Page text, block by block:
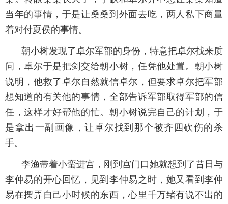
当年的事情，于是让桑桑到外面去吃，两人私下商量
着对付夏侯的事情。
朝小树发现了卓尔军部的身份，特意把卓尔找来质
问，卓尔于是把剑交给朝小树，任凭他处置。朝小树
说明，他救了卓尔自然就信卓尔，但要求卓尔把军部
想知道的有关他的事情，全部告诉军部取得军部的信
任，这样才好帮他的忙。朝小树说完自己的计划，于
是拿出一副画像，让卓尔找到那个被齐四砍伤的杀
手。
李渔带着小蛮进宫，刚到宫门口她就想到了昔日与
李仲易的开心回忆，见到李仲易之时，她又看到李仲
易在摆弄自己小时候的东西，心里千万绪有说不出的